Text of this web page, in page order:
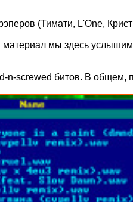
(Тимати, L'One,
мы здесь
n-screwed битов. В общем,